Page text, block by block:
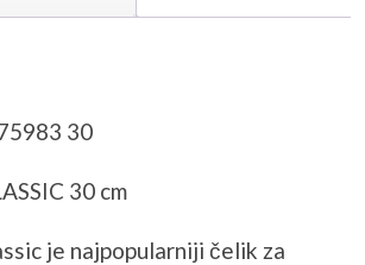
30
30 cm
je najpopularniji čelik za